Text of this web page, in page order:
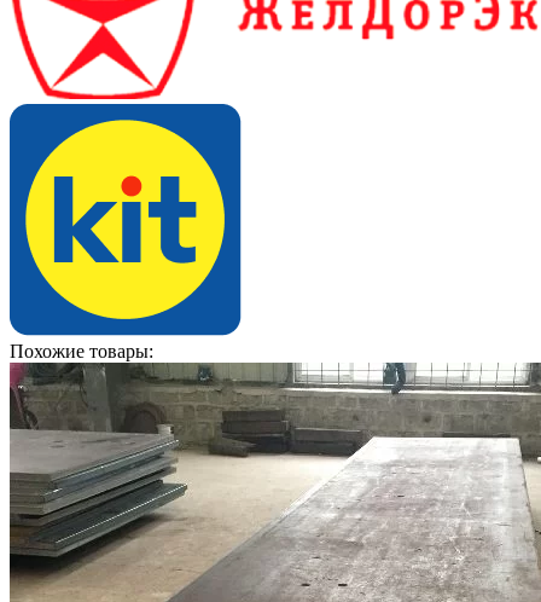
Похожие товары: